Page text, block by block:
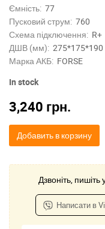
Ємність: 77
Пусковий струм: 760
Схема підключення: R+
ДШВ (мм): 275*175*190
Марка АКБ: FORSE
In stock
3,240 грн.
Добавить в корзину
Дзвоніть,
Написати в